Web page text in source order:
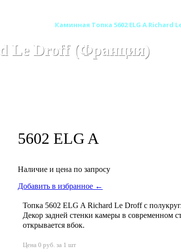
Каминная Топка 5602 ELG A Richard
Le Droff (Франция)
5602 ELG A
Наличие и цена по запросу
Добавить в избранное ←
Топка 5602 ELG A Richard Le Droff с
Декор задней стенки камеры в современном
открывается вбок.
Цена 0 руб. за 1 шт